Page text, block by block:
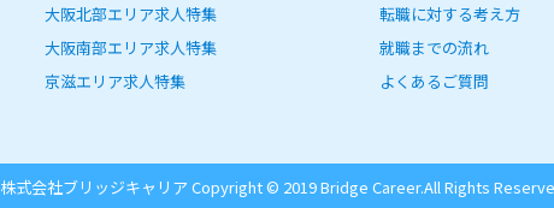
大阪北部エリア求人特集
大阪南部エリア求人特集
京滋エリア求人特集
転職に対する考え方
就職までの流れ
よくあるご質問
株式会社ブリッジキャリア Copyright © 2019 Bridge Career.All Rights